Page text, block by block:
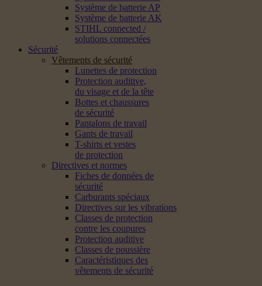
Système de batterie AP
Système de batterie AK
STIHL connected /
solutions connectées
Sécurité
Vêtements de sécurité
Lunettes de protection
Protection auditive,
du visage et de la tête
Bottes et chaussures
de sécurité
Pantalons de travail
Gants de travail
T-shirts et vestes
de protection
Directives et normes
Fiches de données de
sécurité
Carburants spéciaux
Directives sur les vibrations
Classes de protection
contre les coupures
Protection auditive
Classes de poussière
Caractéristiques des
vêtements de sécurité